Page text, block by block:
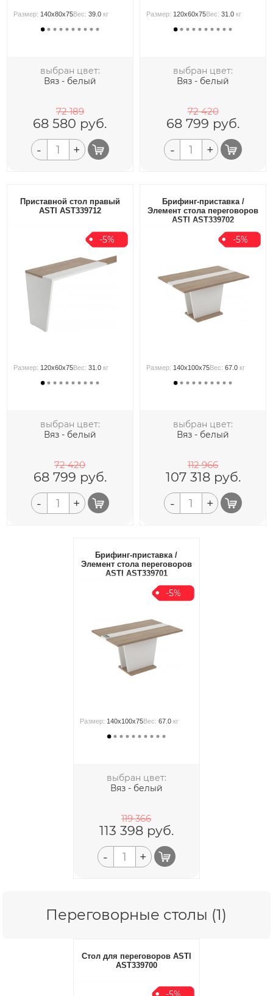
Размер: 140x80x75Вес:39.0 кг
выбран цвет:
Вяз - белый
72 189
68 580 руб.
- +
Размер: 120x60x75Вес:31.0 кг
выбран цвет:
Вяз - белый
72 420
68 799 руб.
- +
Приставной стол правый
ASTI AST339712
-5%
Размер: 120x60x75Вес:31.0 кг
выбран цвет:
Вяз - белый
72 420
68 799 руб.
- +
Брифинг-приставка /
Элемент стола переговоров
ASTI AST339702
-5%
Размер: 140x100x75Вес:67.0 кг
выбран цвет:
Вяз - белый
112 966
107 318руб.
- +
Брифинг-приставка /
Элемент стола переговоров
ASTI AST339701
-5%
Размер: 140x100x75Вес:67.0 кг
выбран цвет:
Вяз - белый
119 366
113 398руб.
- +
Переговорные столы (1)
Стол для переговоров ASTI
AST339700